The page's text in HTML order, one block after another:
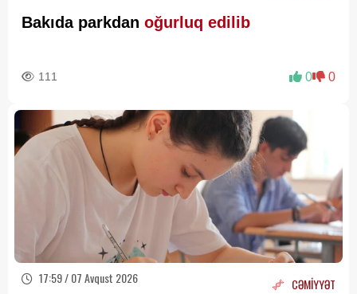
Bakıda parkdan oğurluq edilib
111 0 0
17:59 / 07 Avqust 2026 CƏMİYYƏT